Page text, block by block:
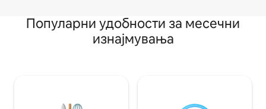
Популарни удобности за месечни
изнајмувања